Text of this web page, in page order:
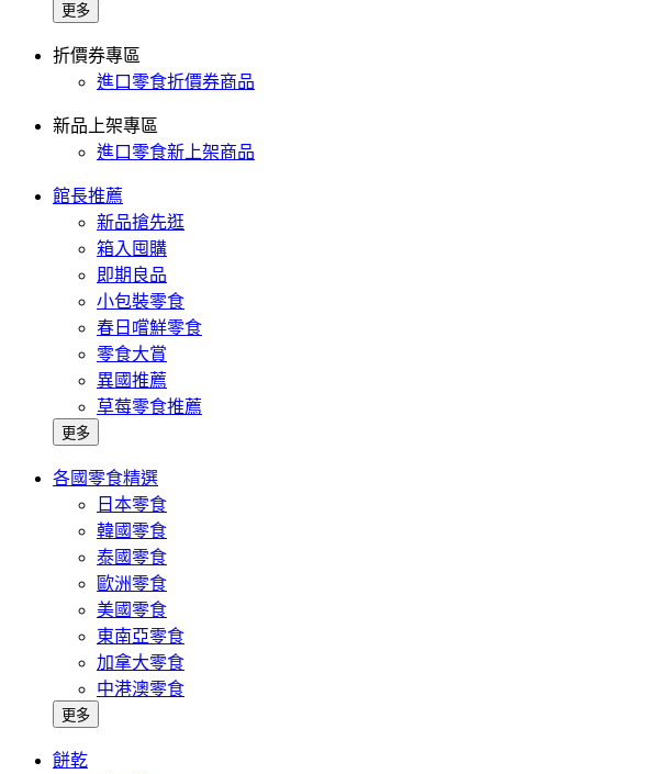
更多
折價券專區
進口零食折價券商品
新品上架專區
進口零食新上架商品
館長推薦
新品搶先逛
箱入囤購
即期良品
小包裝零食
春日嚐鮮零食
零食大賞
異國推薦
草莓零食推薦
更多
各國零食精選
日本零食
韓國零食
泰國零食
歐洲零食
美國零食
東南亞零食
加拿大零食
中港澳零食
更多
餅乾